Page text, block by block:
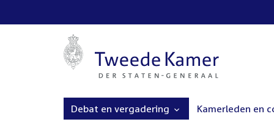
Debat en vergadering Kamerleden en